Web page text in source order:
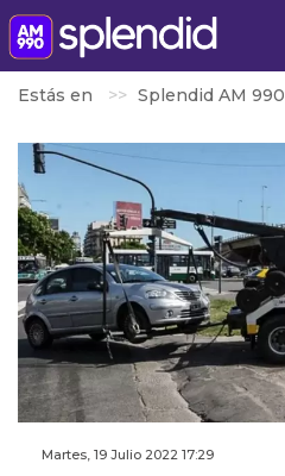
Estás en Splendid AM 990
Martes, 19 Julio 2022 17:29